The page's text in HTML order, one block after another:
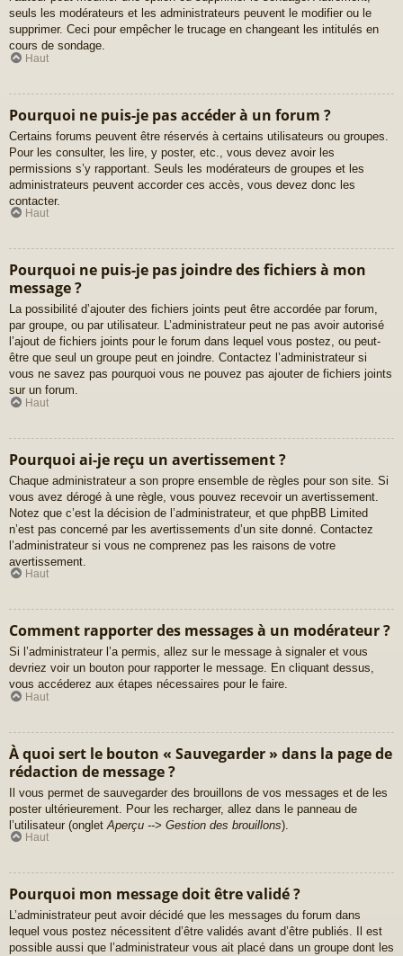
seuls les modérateurs et les administrateurs peuvent le modifier ou le
supprimer. Ceci pour empêcher le trucage en changeant les intitulés en
cours de sondage.
Haut
Pourquoi ne puis-je pas accéder à un forum ?
Certains forums peuvent être réservés à certains utilisateurs ou groupes.
Pour les consulter, les lire, y poster, etc., vous devez avoir les
permissions s’y rapportant. Seuls les modérateurs de groupes et les
administrateurs peuvent accorder ces accès, vous devez donc les
contacter.
Haut
Pourquoi ne puis-je pas joindre des fichiers à mon
message ?
La possibilité d’ajouter des fichiers joints peut être accordée par forum,
par groupe, ou par utilisateur. L’administrateur peut ne pas avoir autorisé
l’ajout de fichiers joints pour le forum dans lequel vous postez, ou peut-
être que seul un groupe peut en joindre. Contactez l’administrateur si
vous ne savez pas pourquoi vous ne pouvez pas ajouter de fichiers joints
sur un forum.
Haut
Pourquoi ai-je reçu un avertissement ?
Chaque administrateur a son propre ensemble de règles pour son site. Si
vous avez dérogé à une règle, vous pouvez recevoir un avertissement.
Notez que c’est la décision de l’administrateur, et que phpBB Limited
n’est pas concerné par les avertissements d’un site donné. Contactez
l’administrateur si vous ne comprenez pas les raisons de votre
avertissement.
Haut
Comment rapporter des messages à un modérateur ?
Si l’administrateur l’a permis, allez sur le message à signaler et vous
devriez voir un bouton pour rapporter le message. En cliquant dessus,
vous accéderez aux étapes nécessaires pour le faire.
Haut
À quoi sert le bouton « Sauvegarder » dans la page de
rédaction de message ?
Il vous permet de sauvegarder des brouillons de vos messages et de les
poster ultérieurement. Pour les recharger, allez dans le panneau de
l’utilisateur (onglet Aperçu --> Gestion des brouillons).
Haut
Pourquoi mon message doit être validé ?
L’administrateur peut avoir décidé que les messages du forum dans
lequel vous postez nécessitent d’être validés avant d’être publiés. Il est
possible aussi que l’administrateur vous ait placé dans un groupe dont les